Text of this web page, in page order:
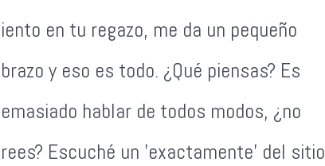
en tu regazo, me da un pequeño
y eso es todo. ¿Qué piensas? Es
hablar de todos modos, ¿no
Escuché un 'exactamente' del sitio